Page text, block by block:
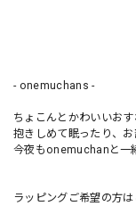
- onemuchans -
ちょこんとかわいいお
抱きしめて眠ったり、
今夜もonemuchanと一
ラッピングご希望の方